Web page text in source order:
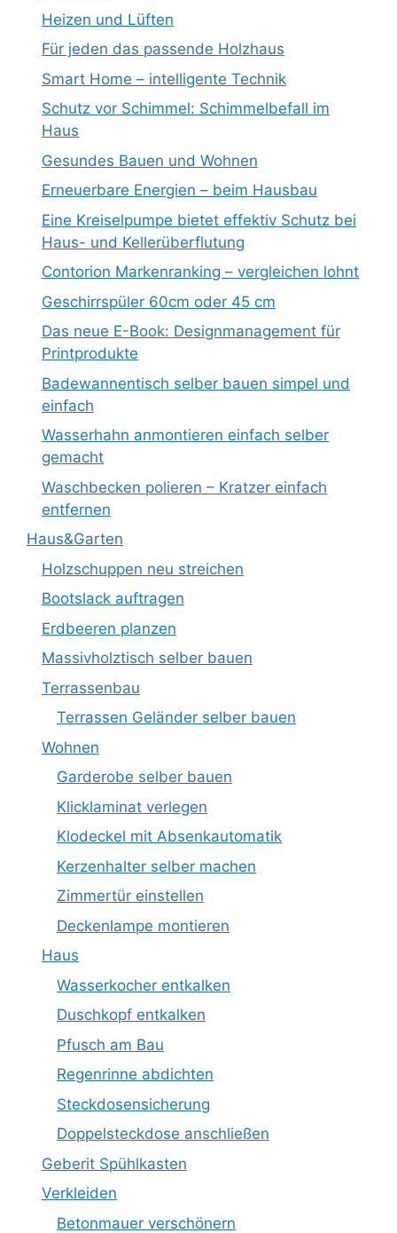
Heizen und Lüften
Für jeden das passende Holzhaus
Smart Home – intelligente Technik
Schutz vor Schimmel: Schimmelbefall im
Haus
Gesundes Bauen und Wohnen
Erneuerbare Energien – beim Hausbau
Eine Kreiselpumpe bietet effektiv Schutz bei
Haus- und Kellerüberflutung
Contorion Markenranking – vergleichen lohnt
Geschirrspüler 60cm oder 45 cm
Das neue E-Book: Designmanagement für
Printprodukte
Badewannentisch selber bauen simpel und
einfach
Wasserhahn anmontieren einfach selber
gemacht
Waschbecken polieren – Kratzer einfach
entfernen
Haus&Garten
Holzschuppen neu streichen
Bootslack auftragen
Erdbeeren planzen
Massivholztisch selber bauen
Terrassenbau
Terrassen Geländer selber bauen
Wohnen
Garderobe selber bauen
Klicklaminat verlegen
Klodeckel mit Absenkautomatik
Kerzenhalter selber machen
Zimmertür einstellen
Deckenlampe montieren
Haus
Wasserkocher entkalken
Duschkopf entkalken
Pfusch am Bau
Regenrinne abdichten
Steckdosensicherung
Doppelsteckdose anschließen
Geberit Spühlkasten
Verkleiden
Betonmauer verschönern